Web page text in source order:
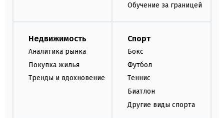
Обучение за границей
Недвижимость
Аналитика рынка
Покупка жилья
Тренды и вдохновение
Спорт
Бокс
Футбол
Теннис
Биатлон
Другие виды спорта